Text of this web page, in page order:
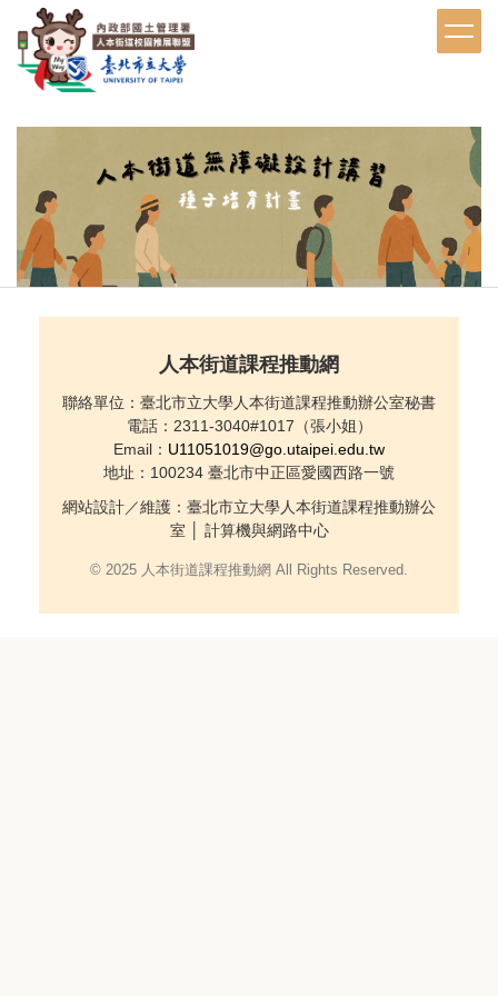
到
主
容
人本街道課程推動網
聯絡單位：臺北市立大學人本街道課程推動辦公室秘書
電話：2311-3040#1017（張小姐）
Email： U11051019@go.utaipei.edu.tw
地址：100234 臺北市中正區愛國西路一號
網站設計／維護：臺北市立大學人本街道課程推動辦公
室 │ 計算機與網路中心
© 2025 人本街道課程推動網 All Rights Reserved.